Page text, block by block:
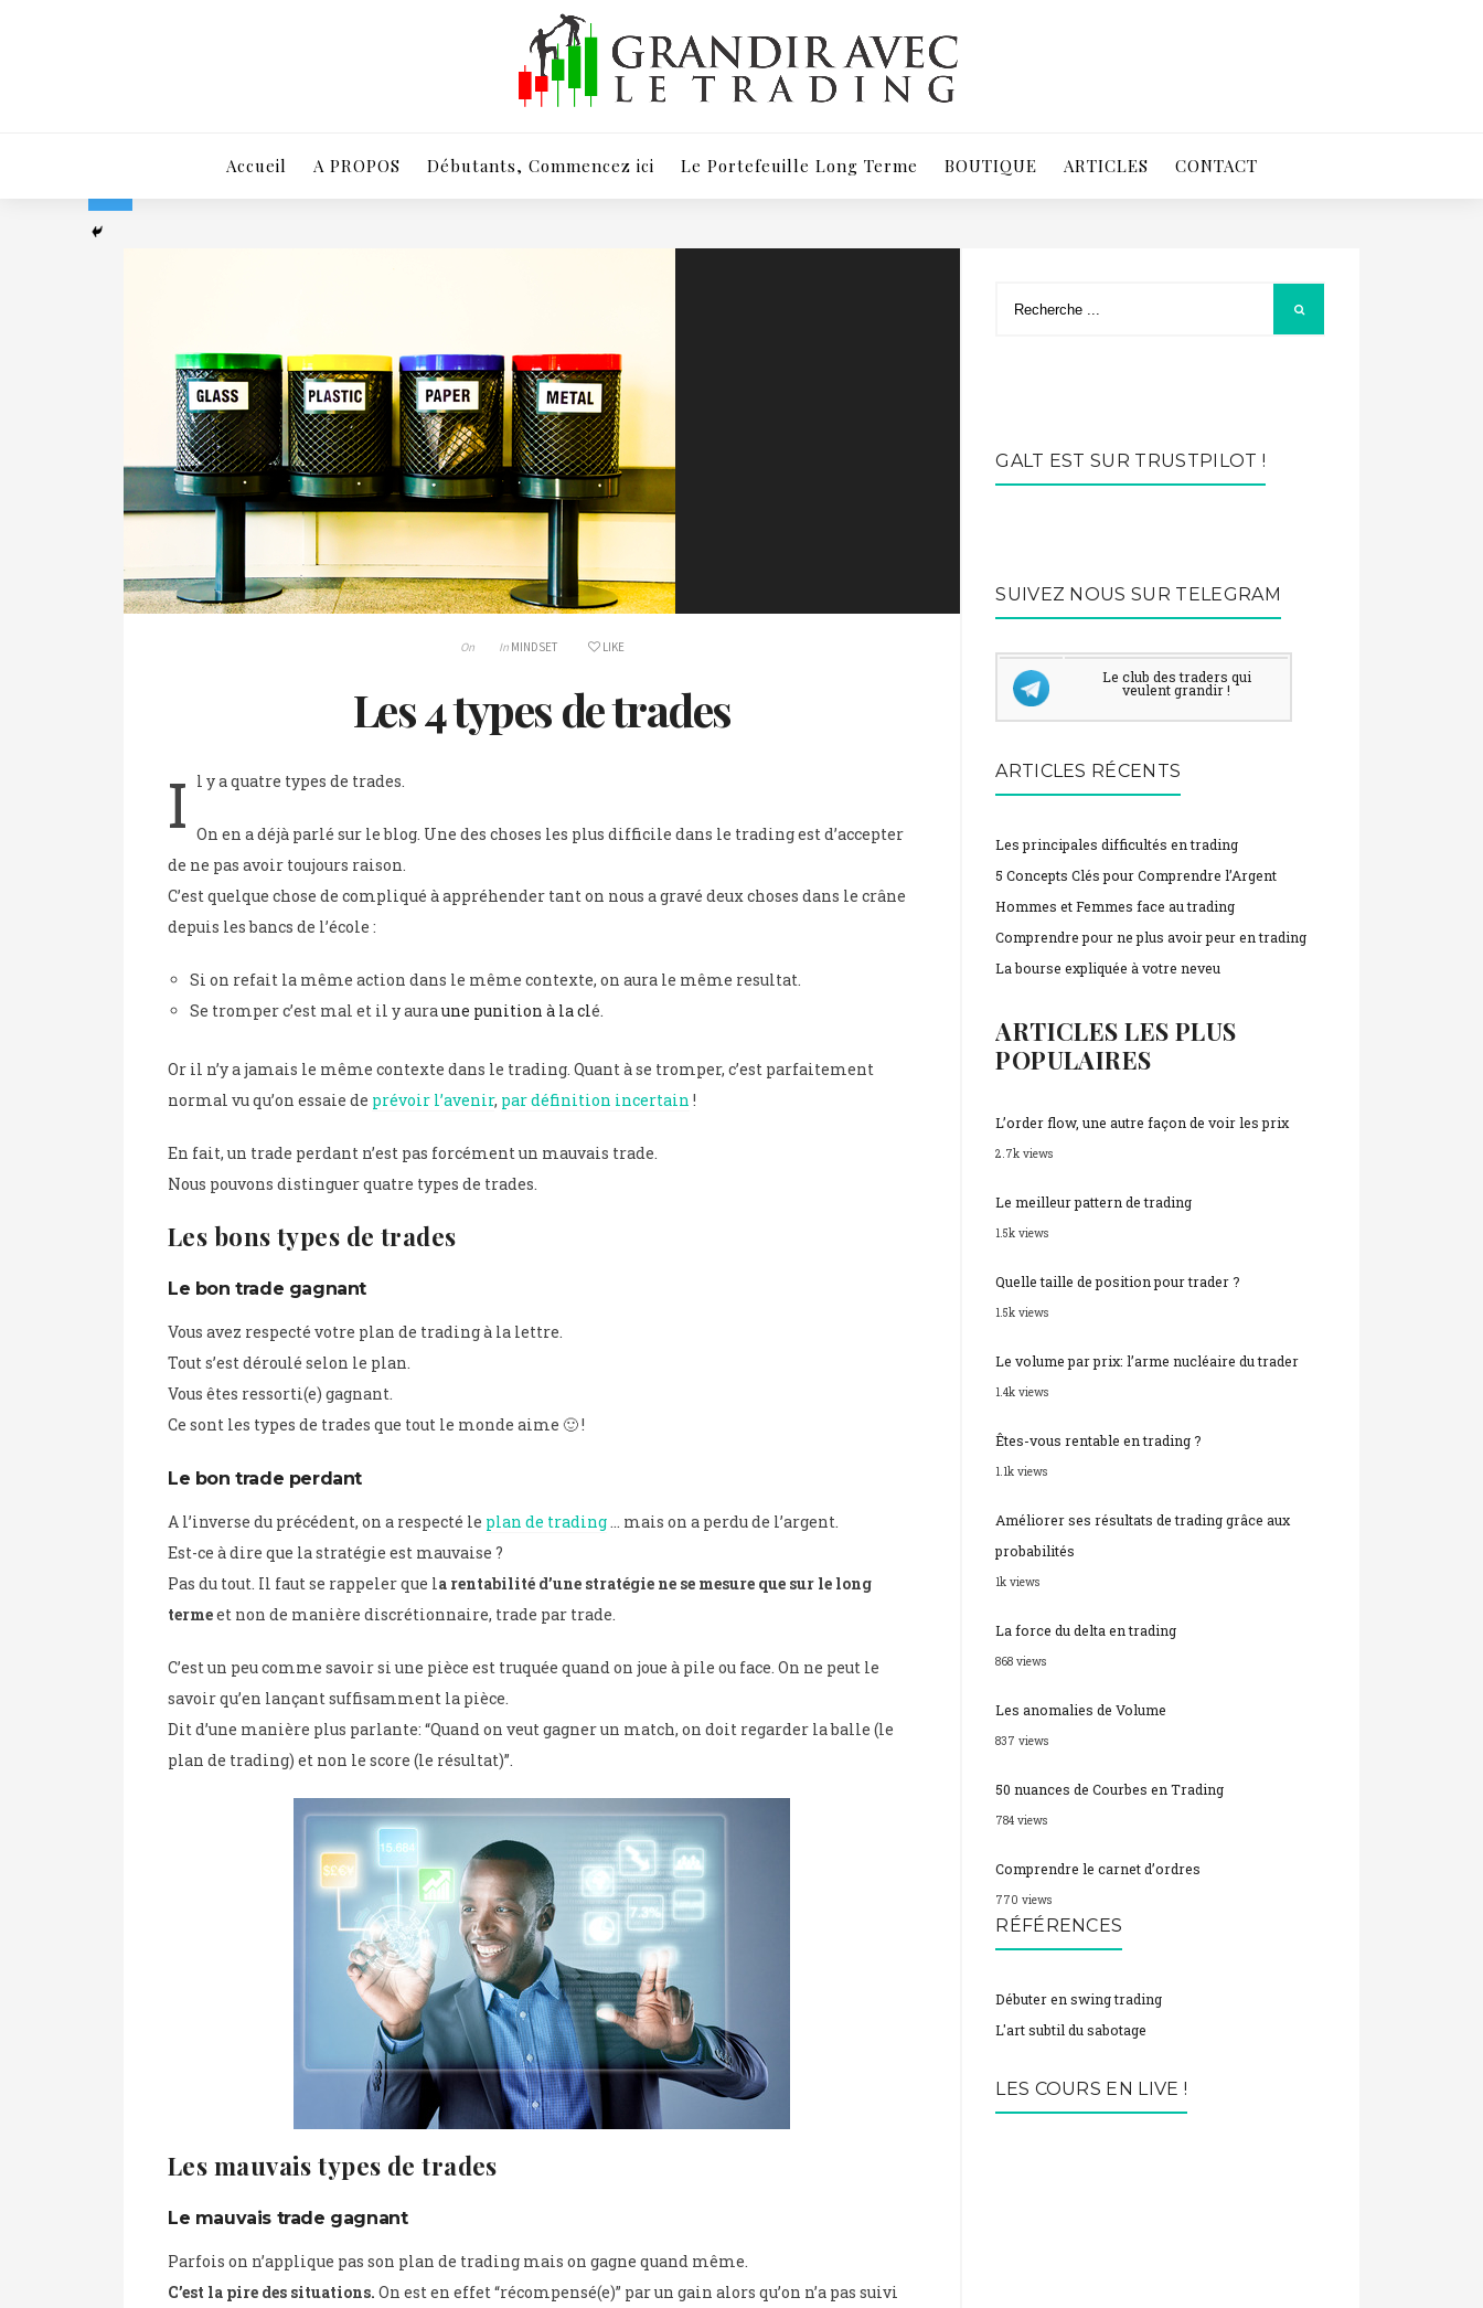
Apprenons ensemble à trader en respectant nos émotions
Accueil A PROPOS Débutants, Commencez ici Le Portefeuille Long Terme BOUTIQUE ARTICLES CONTACT
On In MINDSET LIKE
Les 4 types de trades
I l y a quatre types de trades.
On en a déjà parlé sur le blog. Une des choses les plus difficile dans le trading est d’accepter
de ne pas avoir toujours raison.
C’est quelque chose de compliqué à appréhender tant on nous a gravé deux choses dans le crâne
depuis les bancs de l’école :
Si on refait la même action dans le même contexte, on aura le même resultat.
Se tromper c’est mal et il y auraune punition à la clé.
Or il n’y a jamais le même contexte dans le trading. Quant à se tromper, c’est parfaitement
normal vu qu’on essaie de prévoir l’avenir, par définition incertain !
En fait, un trade perdant n’est pas forcément un mauvais trade.
Nous pouvons distinguer quatre types de trades.
Les bons types de trades
Le bon trade gagnant
Vous avez respecté votre plan de trading à la lettre.
Tout s’est déroulé selon le plan.
Vous êtes ressorti(e) gagnant.
Ce sont les types de trades que tout le monde aime 🙂 !
Le bon trade perdant
A l’inverse du précédent, on a respecté le plan de trading… mais on a perdu de l’argent.
Est-ce à dire que la stratégie est mauvaise ?
Pas du tout. Il faut se rappeler que la rentabilité d’une stratégie ne se mesure que sur le long
termeet non de manière discrétionnaire, trade par trade.
C’est un peu comme savoir si une pièce est truquée quand on joue à pile ou face. On ne peut le
savoir qu’en lançant suffisamment la pièce.
Dit d’une manière plus parlante: “Quand on veut gagner un match, on doit regarder la balle (le
plan de trading) et non le score (le résultat)”.
Les mauvais types de trades
Le mauvais trade gagnant
Parfois on n’applique pas son plan de trading mais on gagne quand même.
C’est la pire des situations. On est en effet “récompensé(e)” par un gain alors qu’on n’a pas suivi
GALT EST SUR TRUSTPILOT !
SUIVEZ NOUS SUR TELEGRAM
Le club des traders qui
veulent grandir !
ARTICLES RÉCENTS
Les principales difficultés en trading
5 Concepts Clés pour Comprendre l’Argent
Hommes et Femmes face au trading
Comprendre pour ne plus avoir peur en trading
La bourse expliquée à votre neveu
ARTICLES LES PLUS
POPULAIRES
L’order flow, une autre façon de voir les prix
2.7k views
Le meilleur pattern de trading
1.5k views
Quelle taille de position pour trader ?
1.5k views
Le volume par prix: l’arme nucléaire du trader
1.4k views
Êtes-vous rentable en trading ?
1.1k views
Améliorer ses résultats de trading grâce aux
probabilités
1k views
La force du delta en trading
868 views
Les anomalies de Volume
837 views
50 nuances de Courbes en Trading
784 views
Comprendre le carnet d’ordres
770 views
RÉFÉRENCES
Débuter en swing trading
L'art subtil du sabotage
LES COURS EN LIVE !